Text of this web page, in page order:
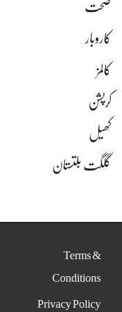
صحت
کاروبار
کالمز
کرپشن
کھیل
گلگت بلتستان
Terms &
Conditions
Privacy Policy